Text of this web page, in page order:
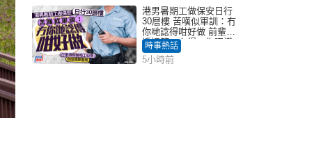
港男暑期工做保安日行
30層樓 苦嘆似軍訓：冇
你哋諗得咁好做 前輩傳
授搵筍工心得：你唔識
揀盤啫｜Juicy叮
時事熱話
5小時前